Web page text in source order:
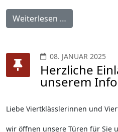
Weiterlesen …
08. JANUAR 2025
Herzliche
unserem
Liebe Viertklässlerinnen und
wir öffnen unsere Türen für Sie